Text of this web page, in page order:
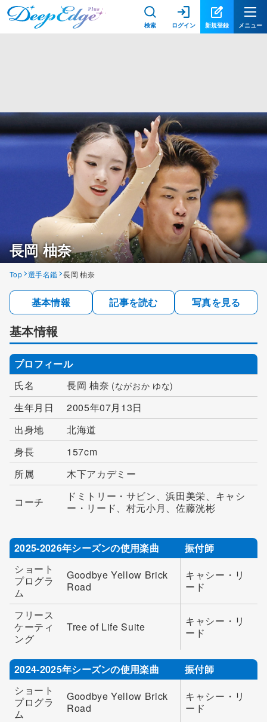
検索 ログイン 新規登録 メニュー
長岡 柚奈
Top 選手名鑑 長岡 柚奈
基本情報 記事を読む 写真を見る
基本情報
プロフィール
氏名
長岡 柚奈 (ながおか ゆな)
生年月日
2005年07月13日
出身地
北海道
身長
157cm
所属
木下アカデミー
コーチ
ドミトリー・サビン、浜田美栄、キャシ
ー・リード、村元小月、佐藤洸彬
2025-2026年シーズンの使用楽曲
振付師
ショート
プログラ
ム
Goodbye Yellow Brick
Road
キャシー・リ
ード
フリース
ケーティ
ング
Tree of Life Suite
キャシー・リ
ード
2024-2025年シーズンの使用楽曲
振付師
ショート
プログラ
ム
Goodbye Yellow Brick
Road
キャシー・リ
ード